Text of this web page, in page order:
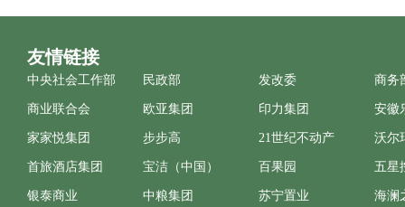
友情链接
中央社会工作部 民政部 发改委 商务
商业联合会 欧亚集团 印力集团 安徽
家家悦集团 步步高 21世纪不动产 沃尔
首旅酒店集团 宝洁（中国） 百果园 五星
银泰商业 中粮集团 苏宁置业 海澜